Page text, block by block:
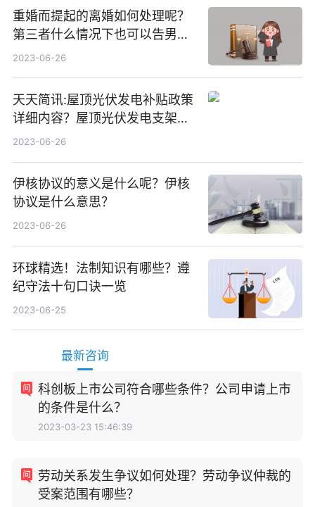
重婚而提起的离婚如何处理呢？
第三者什么情况下也可以告男人
重婚罪呢？
2023-06-26
天天简讯:屋顶光伏发电补贴政策
详细内容？屋顶光伏发电支架价
格一般是多少？
2023-06-26
伊核协议的意义是什么呢？伊核
协议是什么意思？
2023-06-26
环球精选！法制知识有哪些？遵
纪守法十句口诀一览
2023-06-25
最新咨询
科创板上市公司符合哪些条件？公司申请上市
的条件是什么？
2023-03-23 15:46:39
劳动关系发生争议如何处理？劳动争议仲裁的
受案范围有哪些？